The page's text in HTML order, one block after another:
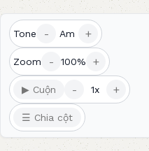
Tone - Am +
Zoom - 100% +
▶ Cuộn - 1x +
☰ Chia cột